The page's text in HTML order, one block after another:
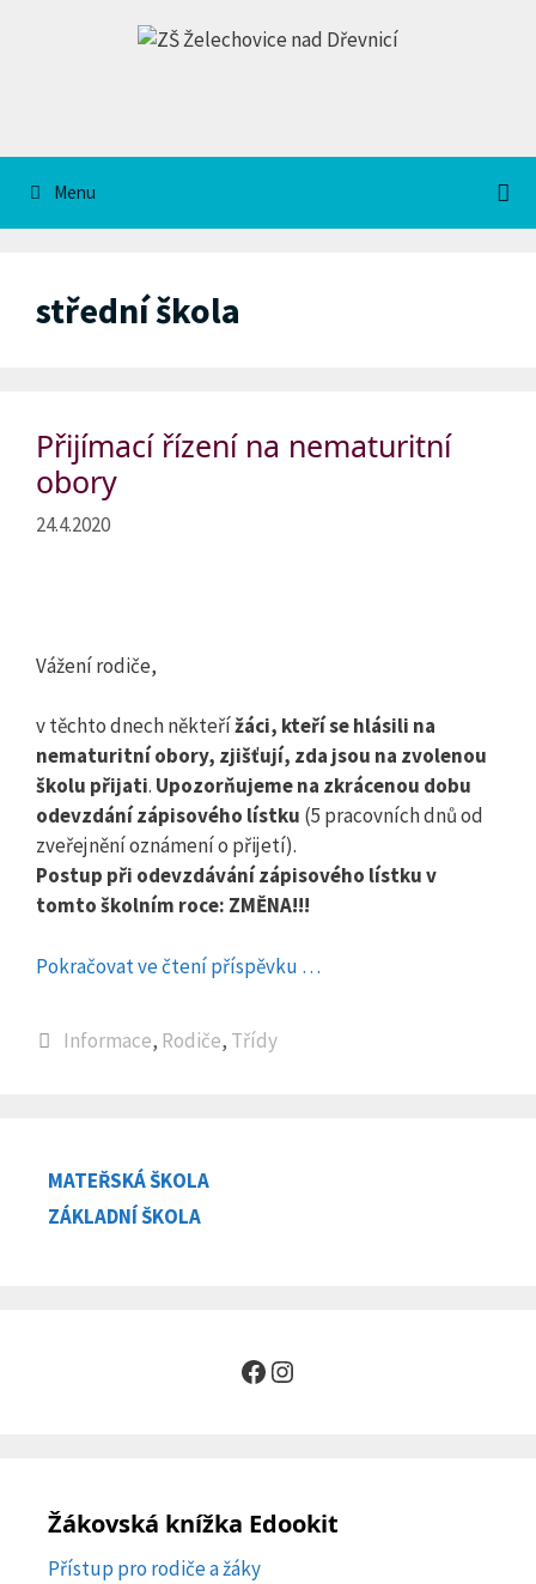
Menu
střední škola
Přijímací řízení na nematuritní
obory
24.4.2020
Vážení rodiče,
v těchto dnech někteřížáci, kteří se hlásili na
nematuritní obory, zjišťují, zda jsou na zvolenou
školu přijati. Upozorňujeme na zkrácenou dobu
odevzdání zápisového lístku (5 pracovních dnů od
zveřejnění oznámení o přijetí).
Postup při odevzdávání zápisového lístku v
tomto školním roce: ZMĚNA!!!
Pokračovat ve čtení příspěvku …
Rubriky
Informace, Rodiče, Třídy
MATEŘSKÁ ŠKOLA
ZÁKLADNÍ ŠKOLA
Facebook
Instagram
Žákovská knížka Edookit
Přístup pro rodiče a žáky